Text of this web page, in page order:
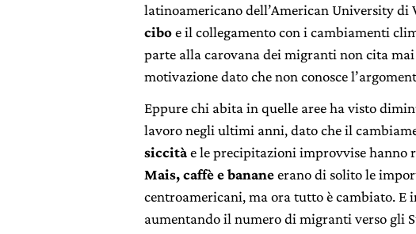
latinoamericano dell’American University di
ciboe il collegamento con i cambiamenti
parte alla carovana dei migranti non cita
motivazione dato che non conosce
Eppure chi abita in quelle aree ha visto
lavoro negli ultimi anni, dato che il
siccitàe le precipitazioni improvvise hanno
Mais, caffè e bananeerano di solito le
centroamericani, ma ora tutto è cambiato. E
aumentando il numero di migranti verso gli